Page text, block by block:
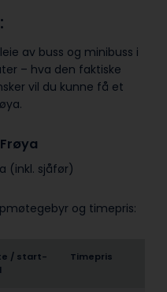
av buss og minibuss i
– hva den faktiske
vil du kunne få et
(inkl. sjåfør)
og timepris:
/ start­
Timepris